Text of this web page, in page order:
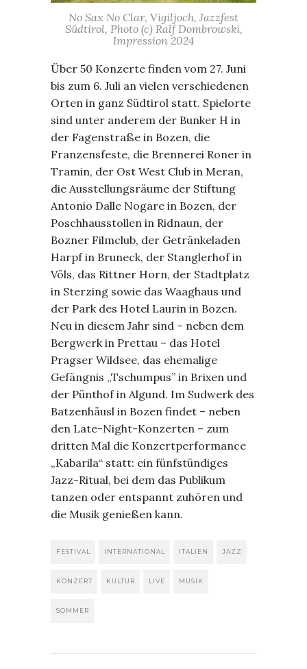
No Sax No Clar, Vigiljoch, Jazzfest
Südtirol, Photo (c) Ralf Dombrowski,
Impression 2024
Über 50 Konzerte finden vom 27. Juni
bis zum 6. Juli an vielen verschiedenen
Orten in ganz Südtirol statt. Spielorte
sind unter anderem der Bunker H in
der Fagenstraße in Bozen, die
Franzensfeste, die Brennerei Roner in
Tramin, der Ost West Club in Meran,
die Ausstellungsräume der Stiftung
Antonio Dalle Nogare in Bozen, der
Poschhausstollen in Ridnaun, der
Bozner Filmclub, der Getränkeladen
Harpf in Bruneck, der Stanglerhof in
Völs, das Rittner Horn, der Stadtplatz
in Sterzing sowie das Waaghaus und
der Park des Hotel Laurin in Bozen.
Neu in diesem Jahr sind – neben dem
Bergwerk in Prettau – das Hotel
Pragser Wildsee, das ehemalige
Gefängnis „Tschumpus” in Brixen und
der Pünthof in Algund. Im Sudwerk des
Batzenhäusl in Bozen findet – neben
den Late-Night-Konzerten – zum
dritten Mal die Konzertperformance
„Kabarila“ statt: ein fünfstündiges
Jazz-Ritual, bei dem das Publikum
tanzen oder entspannt zuhören und
die Musik genießen kann.
FESTIVAL INTERNATIONAL ITALIEN JAZZ
KONZERT KULTUR LIVE MUSIK
SOMMER